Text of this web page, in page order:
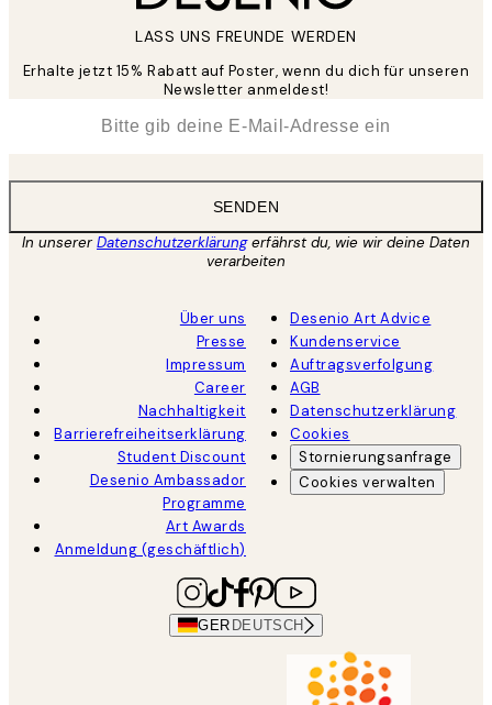
LASS UNS FREUNDE WERDEN
Erhalte jetzt 15% Rabatt auf Poster, wenn du dich für unseren
Newsletter anmeldest!
SENDEN
In unsererDatenschutzerklärungerfährst du, wie wir deine Daten
verarbeiten
Über uns
Presse
Impressum
Career
Nachhaltigkeit
Barrierefreiheitserklärung
Student Discount
Desenio Ambassador
Programme
Art Awards
Anmeldung (geschäftlich)
Desenio Art Advice
Kundenservice
Auftragsverfolgung
AGB
Datenschutzerklärung
Cookies
Stornierungsanfrage
Cookies verwalten
GER DEUTSCH